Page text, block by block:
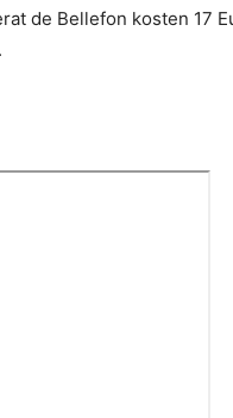
de Bellefon kosten 17